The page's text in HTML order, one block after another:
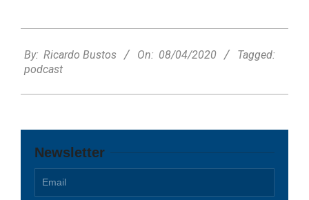
04-
08
By: Ricardo Bustos On: 08/04/2020
Tagged:
podcast
Newsletter